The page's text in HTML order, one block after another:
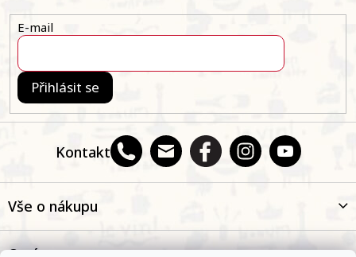
Kontakt
E-mail
Přihlásit se
Vše o nákupu